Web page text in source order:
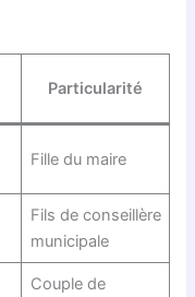
Particularité
Fille du maire
Fils de conseillère
municipale
Couple de